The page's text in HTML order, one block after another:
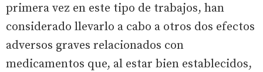
primera vez en este tipo de trabajos, han
considerado llevarlo a cabo a otros dos efectos
adversos graves relacionados con
medicamentos que, al estar bien establecidos,